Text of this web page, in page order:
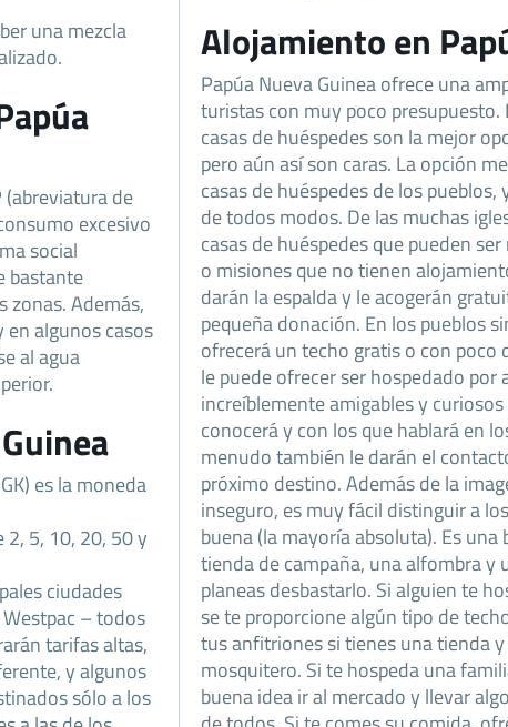
una mezcla
(abreviatura de
excesivo
social
bastante
zonas. Además,
en algunos casos
al agua
es la moneda
5, 10, 20, 50 y
ciudades
– todos
tarifas altas,
y algunos
sólo a los
Alojamiento en
Papúa Nueva Guinea ofrece una
turistas con muy poco
casas de huéspedes son la mejor
pero aún así son caras. La opción
casas de huéspedes de los
de todos modos. De las muchas
casas de huéspedes que pueden
o misiones que no tienen
darán la espalda y le acogerán
pequeña donación. En los pueblos
ofrecerá un techo gratis o con poco
le puede ofrecer ser hospedado por
increíblemente amigables y
conocerá y con los que hablará en
menudo también le darán el
próximo destino. Además de la
inseguro, es muy fácil distinguir a
buena (la mayoría absoluta). Es
tienda de campaña, una alfombra y
planeas desbastarlo. Si alguien te
se te proporcione algún tipo de
tus anfitriones si tienes una tienda
mosquitero. Si te hospeda una
buena idea ir al mercado y llevar